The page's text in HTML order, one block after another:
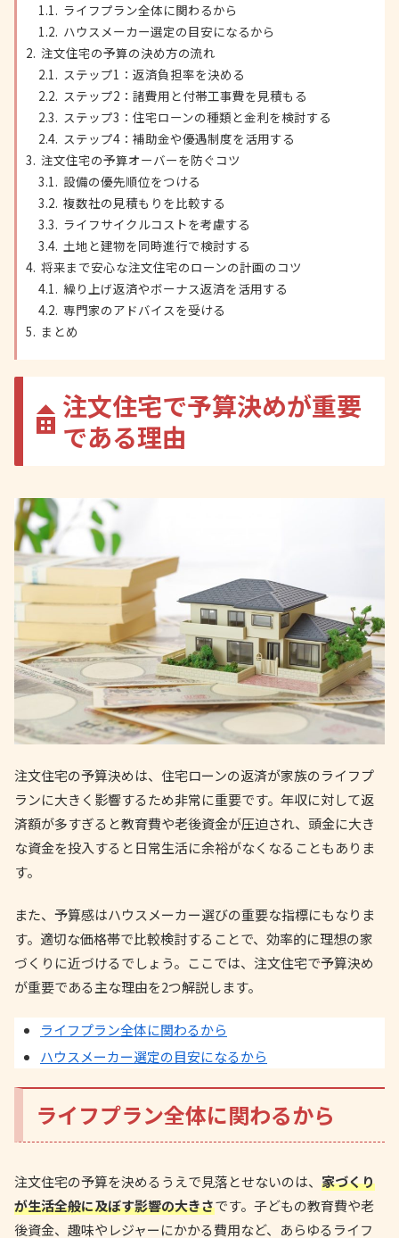
ライフプラン全体に関わるから
ハウスメーカー選定の目安になるから
注文住宅の予算の決め方の流れ
ステップ1：返済負担率を決める
ステップ2：諸費用と付帯工事費を見積もる
ステップ3：住宅ローンの種類と金利を検討する
ステップ4：補助金や優遇制度を活用する
注文住宅の予算オーバーを防ぐコツ
設備の優先順位をつける
複数社の見積もりを比較する
ライフサイクルコストを考慮する
土地と建物を同時進行で検討する
将来まで安心な注文住宅のローンの計画のコツ
繰り上げ返済やボーナス返済を活用する
専門家のアドバイスを受ける
まとめ
注文住宅で予算決めが重要
である理由
注文住宅の予算決めは、住宅ローンの返済が家族のライフプ
ランに大きく影響するため非常に重要です。年収に対して返
済額が多すぎると教育費や老後資金が圧迫され、頭金に大き
な資金を投入すると日常生活に余裕がなくなることもありま
す。
また、予算感はハウスメーカー選びの重要な指標にもなりま
す。適切な価格帯で比較検討することで、効率的に理想の家
づくりに近づけるでしょう。ここでは、注文住宅で予算決め
が重要である主な理由を2つ解説します。
ライフプラン全体に関わるから
ハウスメーカー選定の目安になるから
ライフプラン全体に関わるから
注文住宅の予算を決めるうえで見落とせないのは、 家づくり
が生活全般に及ぼす影響の大きさです。子どもの教育費や老
後資金、趣味やレジャーにかかる費用など、あらゆるライフ